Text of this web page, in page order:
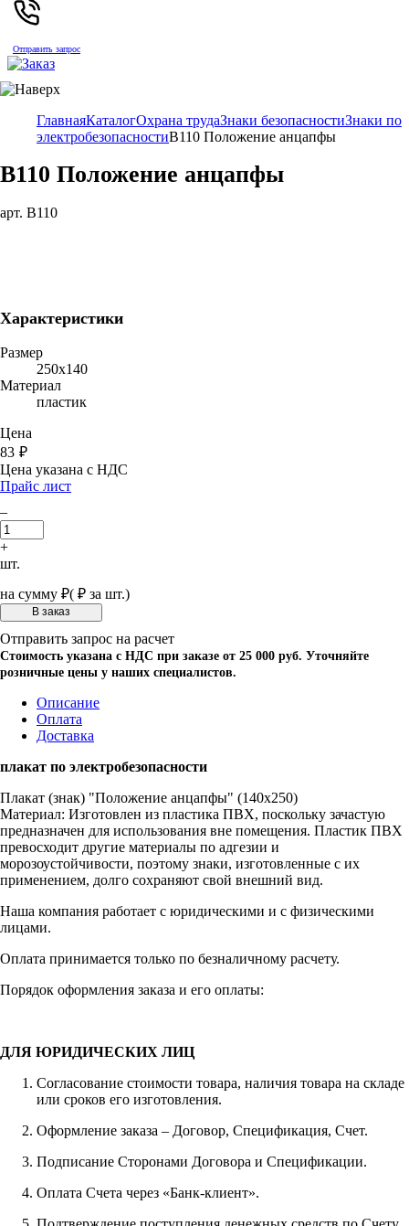
Отправить запрос
ГлавнаяКаталогОхрана трудаЗнаки безопасностиЗнаки по
электробезопасностиВ110 Положение анцапфы
В110 Положение анцапфы
арт. В110
Характеристики
Размер
250х140
Материал
пластик
Цена
83 ₽
Цена указана с НДС
Прайс лист
–
+
шт.
на сумму ₽( ₽ за шт.)
Отправить запрос на расчет
Стоимость указана с НДС при заказе от 25 000 руб. Уточняйте
розничные цены у наших специалистов.
Описание
Оплата
Доставка
плакат по электробезопасности
Плакат (знак) "Положение анцапфы" (140х250)
Материал: Изготовлен из пластика ПВХ, поскольку зачастую
предназначен для использования вне помещения. Пластик ПВХ
превосходит другие материалы по адгезии и
морозоустойчивости, поэтому знаки, изготовленные с их
применением, долго сохраняют свой внешний вид.
Наша компания работает с юридическими и с физическими
лицами.
Оплата принимается только по безналичному расчету.
Порядок оформления заказа и его оплаты:
ДЛЯ ЮРИДИЧЕСКИХ ЛИЦ
Согласование стоимости товара, наличия товара на складе
или сроков его изготовления.
Оформление заказа – Договор, Спецификация, Счет.
Подписание Сторонами Договора и Спецификации.
Оплата Счета через «Банк-клиент».